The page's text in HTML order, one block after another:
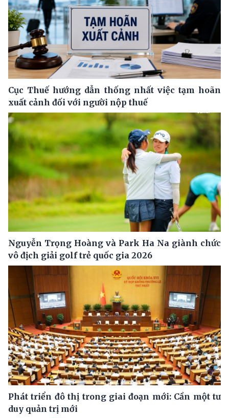
Cục Thuế hướng dẫn thống nhất việc tạm hoãn
xuất cảnh đối với người nộp thuế
Nguyễn Trọng Hoàng và Park Ha Na giành chức
vô địch giải golf trẻ quốc gia 2026
Phát triển đô thị trong giai đoạn mới: Cần một tư
duy quản trị mới